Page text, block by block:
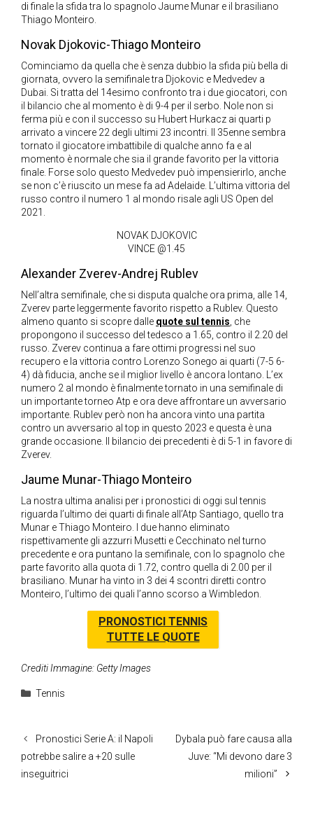
di finale la sfida tra lo spagnolo Jaume Munar e il brasiliano
Thiago Monteiro.
Novak Djokovic-Thiago Monteiro
Cominciamo da quella che è senza dubbio la sfida più bella di
giornata, ovvero la semifinale tra Djokovic e Medvedev a
Dubai. Si tratta del 14esimo confronto tra i due giocatori, con
il bilancio che al momento è di 9-4 per il serbo. Nole non si
ferma più e con il successo su Hubert Hurkacz ai quarti p
arrivato a vincere 22 degli ultimi 23 incontri. Il 35enne sembra
tornato il giocatore imbattibile di qualche anno fa e al
momento è normale che sia il grande favorito per la vittoria
finale. Forse solo questo Medvedev può impensierirlo, anche
se non c’è riuscito un mese fa ad Adelaide. L’ultima vittoria del
russo contro il numero 1 al mondo risale agli US Open del
2021.
NOVAK DJOKOVIC
VINCE @1.45
Alexander Zverev-Andrej Rublev
Nell’altra semifinale, che si disputa qualche ora prima, alle 14,
Zverev parte leggermente favorito rispetto a Rublev. Questo
almeno quanto si scopre dalle quote sul tennis, che
propongono il successo del tedesco a 1.65, contro il 2.20 del
russo. Zverev continua a fare ottimi progressi nel suo
recupero e la vittoria contro Lorenzo Sonego ai quarti (7-5 6-
4) dà fiducia, anche se il miglior livello è ancora lontano. L’ex
numero 2 al mondo è finalmente tornato in una semifinale di
un importante torneo Atp e ora deve affrontare un avversario
importante. Rublev però non ha ancora vinto una partita
contro un avversario al top in questo 2023 e questa è una
grande occasione. Il bilancio dei precedenti è di 5-1 in favore di
Zverev.
Jaume Munar-Thiago Monteiro
La nostra ultima analisi per i pronostici di oggi sul tennis
riguarda l’ultimo dei quarti di finale all’Atp Santiago, quello tra
Munar e Thiago Monteiro. I due hanno eliminato
rispettivamente gli azzurri Musetti e Cecchinato nel turno
precedente e ora puntano la semifinale, con lo spagnolo che
parte favorito alla quota di 1.72, contro quella di 2.00 per il
brasiliano. Munar ha vinto in 3 dei 4 scontri diretti contro
Monteiro, l’ultimo dei quali l’anno scorso a Wimbledon.
PRONOSTICI TENNIS
TUTTE LE QUOTE
Crediti Immagine: Getty Images
Categorie
Tennis
Pronostici Serie A: il Napoli
potrebbe salire a +20 sulle
inseguitrici
Dybala può fare causa alla
Juve: “Mi devono dare 3
milioni”